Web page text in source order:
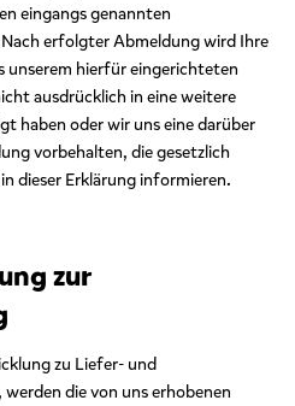
eingangs genannten
erfolgter Abmeldung wird Ihre
unserem hierfür eingerichteten
ausdrücklich in eine weitere
haben oder wir uns eine darüber
vorbehalten, die gesetzlich
dieser Erklärung informieren.
zur
zu Liefer- und
die von uns erhobenen